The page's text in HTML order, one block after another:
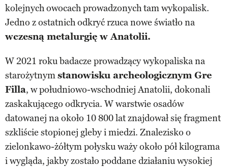
kolejnych owocach prowadzonych tam wykopalisk.
Jedno z ostatnich odkryć rzuca nowe światło na
wczesną metalurgię w Anatolii.
W 2021 roku badacze prowadzący wykopaliska na
starożytnymstanowisku archeologicznym Gre
Filla, w południowo-wschodniej Anatolii, dokonali
zaskakującego odkrycia. W warstwie osadów
datowanej na około 10 800 lat znajdował się fragment
szkliście stopionej gleby i miedzi. Znalezisko o
zielonkawo-żółtym połysku waży około pół kilograma
i wygląda, jakby zostało poddane działaniu wysokiej